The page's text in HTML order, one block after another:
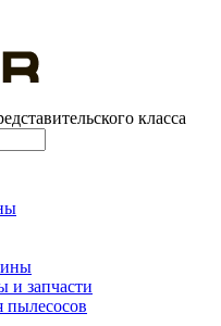
класса
и запчасти
пылесосов